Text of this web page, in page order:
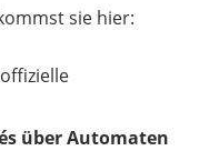
sie hier:
über Automaten